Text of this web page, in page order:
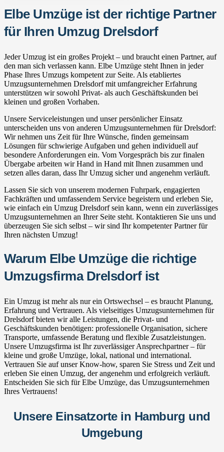
Elbe Umzüge ist der richtige Partner
für Ihren Umzug Drelsdorf
Jeder Umzug ist ein großes Projekt – und braucht einen Partner, auf
den man sich verlassen kann. Elbe Umzüge steht Ihnen in jeder
Phase Ihres Umzugs kompetent zur Seite. Als etabliertes
Umzugsunternehmen Drelsdorf mit umfangreicher Erfahrung
unterstützen wir sowohl Privat- als auch Geschäftskunden bei
kleinen und großen Vorhaben.
Unsere Serviceleistungen und unser persönlicher Einsatz
unterscheiden uns von anderen Umzugsunternehmen für Drelsdorf:
Wir nehmen uns Zeit für Ihre Wünsche, finden gemeinsam
Lösungen für schwierige Aufgaben und gehen individuell auf
besondere Anforderungen ein. Vom Vorgespräch bis zur finalen
Übergabe arbeiten wir Hand in Hand mit Ihnen zusammen und
setzen alles daran, dass Ihr Umzug sicher und angenehm verläuft.
Lassen Sie sich von unserem modernen Fuhrpark, engagierten
Fachkräften und umfassendem Service begeistern und erleben Sie,
wie einfach ein Umzug Drelsdorf sein kann, wenn ein zuverlässiges
Umzugsunternehmen an Ihrer Seite steht. Kontaktieren Sie uns und
überzeugen Sie sich selbst – wir sind Ihr kompetenter Partner für
Ihren nächsten Umzug!
Warum Elbe Umzüge die richtige
Umzugsfirma Drelsdorf ist
Ein Umzug ist mehr als nur ein Ortswechsel – es braucht Planung,
Erfahrung und Vertrauen. Als vielseitiges Umzugsunternehmen für
Drelsdorf bieten wir alle Leistungen, die Privat- und
Geschäftskunden benötigen: professionelle Organisation, sichere
Transporte, umfassende Beratung und flexible Zusatzleistungen.
Unsere Umzugsfirma ist Ihr zuverlässiger Ansprechpartner – für
kleine und große Umzüge, lokal, national und international.
Vertrauen Sie auf unser Know-how, sparen Sie Stress und Zeit und
erleben Sie einen Umzug, der angenehm und erfolgreich verläuft.
Entscheiden Sie sich für Elbe Umzüge, das Umzugsunternehmen
Ihres Vertrauens!
Unsere Einsatzorte in Hamburg und
Umgebung